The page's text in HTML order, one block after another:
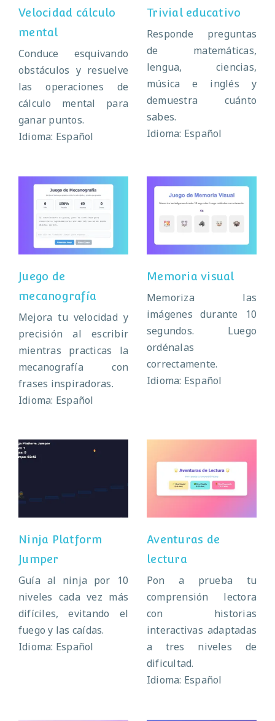
Velocidad cálculo
mental
Conduce esquivando
obstáculos y resuelve
las operaciones de
cálculo mental para
ganar puntos.
Idioma: Español
Trivial educativo
Responde preguntas
de matemáticas,
lengua, ciencias,
música e inglés y
demuestra cuánto
sabes.
Idioma: Español
Juego de
mecanografía
Juego de
mecanografía
Mejora tu velocidad y
precisión al escribir
mientras practicas la
mecanografía con
frases inspiradoras.
Idioma: Español
Memoria visual
Memoria visual
Memoriza las
imágenes durante 10
segundos. Luego
ordénalas
correctamente.
Idioma: Español
Ninja Platform
Jumper
Guía al ninja por 10
niveles cada vez más
difíciles, evitando el
fuego y las caídas.
Idioma: Español
Aventuras de
lectura
Aventuras de
lectura
Pon a prueba tu
comprensión lectora
con historias
interactivas adaptadas
a tres niveles de
dificultad.
Idioma: Español